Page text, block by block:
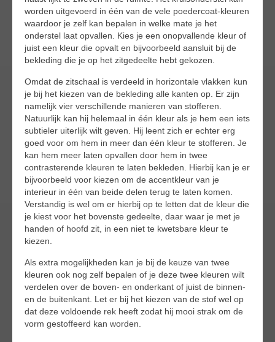
worden uitgevoerd in één van de vele poedercoat-kleuren
waardoor je zelf kan bepalen in welke mate je het
onderstel laat opvallen. Kies je een onopvallende kleur of
juist een kleur die opvalt en bijvoorbeeld aansluit bij de
bekleding die je op het zitgedeelte hebt gekozen.
Omdat de zitschaal is verdeeld in horizontale vlakken kun
je bij het kiezen van de bekleding alle kanten op. Er zijn
namelijk vier verschillende manieren van stofferen.
Natuurlijk kan hij helemaal in één kleur als je hem een iets
subtieler uiterlijk wilt geven. Hij leent zich er echter erg
goed voor om hem in meer dan één kleur te stofferen. Je
kan hem meer laten opvallen door hem in twee
contrasterende kleuren te laten bekleden. Hierbij kan je er
bijvoorbeeld voor kiezen om de accentkleur van je
interieur in één van beide delen terug te laten komen.
Verstandig is wel om er hierbij op te letten dat de kleur die
je kiest voor het bovenste gedeelte, daar waar je met je
handen of hoofd zit, in een niet te kwetsbare kleur te
kiezen.
Als extra mogelijkheden kan je bij de keuze van twee
kleuren ook nog zelf bepalen of je deze twee kleuren wilt
verdelen over de boven- en onderkant of juist de binnen-
en de buitenkant. Let er bij het kiezen van de stof wel op
dat deze voldoende rek heeft zodat hij mooi strak om de
vorm gestoffeerd kan worden.